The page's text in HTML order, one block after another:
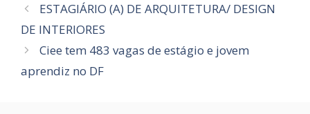
ESTAGIÁRIO (A) DE ARQUITETURA/ DESIGN
DE INTERIORES
Ciee tem 483 vagas de estágio e jovem
aprendiz no DF